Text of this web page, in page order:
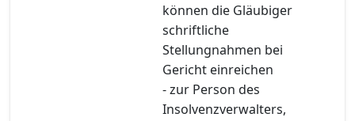
können die Gläubiger
schriftliche
Stellungnahmen bei
Gericht einreichen
- zur Person des
Insolvenzverwalters,